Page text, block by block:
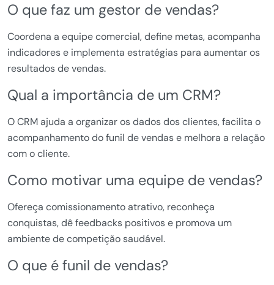
O que faz um gestor de vendas?
Coordena a equipe comercial, define metas, acompanha
indicadores e implementa estratégias para aumentar os
resultados de vendas.
Qual a importância de um CRM?
O CRM ajuda a organizar os dados dos clientes, facilita o
acompanhamento do funil de vendas e melhora a relação
com o cliente.
Como motivar uma equipe de vendas?
Ofereça comissionamento atrativo, reconheça
conquistas, dê feedbacks positivos e promova um
ambiente de competição saudável.
O que é funil de vendas?